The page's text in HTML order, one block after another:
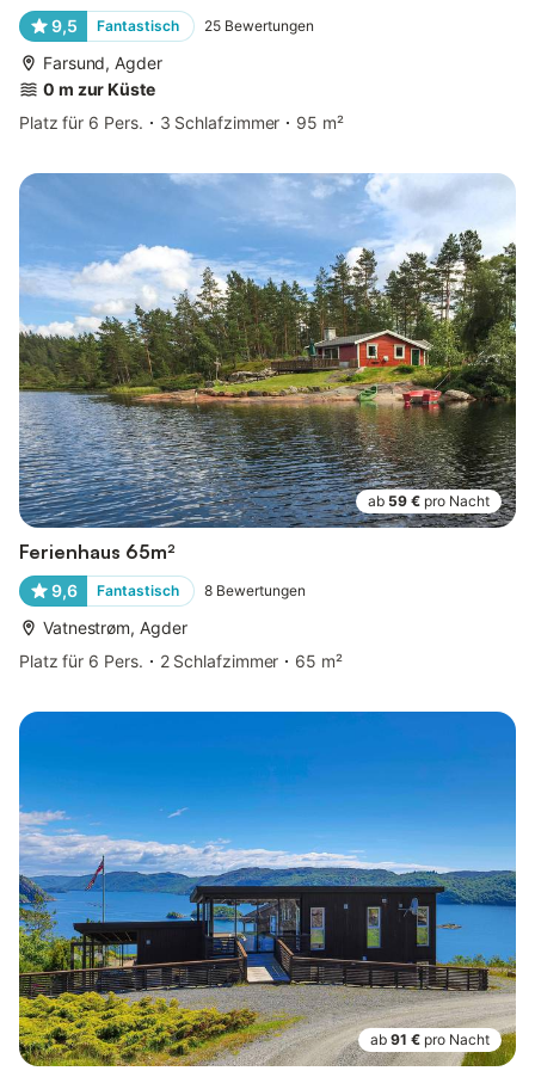
9,5 Fantastisch 25 Bewertungen
Farsund, Agder
0 m zur Küste
Platz für 6 Pers.
3 Schlafzimmer 95 m²
ab 59 € pro Nacht
Ferienhaus 65m²
9,6 Fantastisch 8 Bewertungen
Vatnestrøm, Agder
Platz für 6 Pers.
2 Schlafzimmer 65 m²
ab 91 € pro Nacht